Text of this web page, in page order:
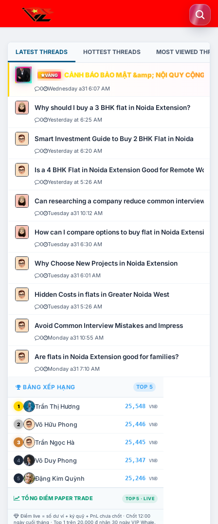
LATEST THREADS HOTTEST THREADS MOST VIEWED
VÀNG CẢNH BÁO BẢO MẬT &amp; NỘI QUY CỘNG
0 Wednesday a31 6:07 AM
Why should I buy a 3 BHK flat in Noida Extension?
0 Yesterday at 6:25 AM
Smart Investment Guide to Buy 2 BHK Flat in Noida
0 Yesterday at 6:20 AM
Is a 4 BHK Flat in Noida Extension Good for Remote Work?
0 Yesterday at 5:26 AM
Can researching a company reduce common interview
0 Tuesday a31 10:12 AM
How can I compare options to buy flat in Noida Extension?
0 Tuesday a31 6:30 AM
Why Choose New Projects in Noida Extension
0 Tuesday a31 6:01 AM
Hidden Costs in flats in Greater Noida West
0 Tuesday a31 5:26 AM
Avoid Common Interview Mistakes and Impress
0 Monday a31 10:55 AM
Are flats in Noida Extension good for families?
0 Monday a31 7:10 AM
BẢNG XẾP HẠNG TOP 5
1 Trần Thị Hương 25,548 VNĐ
2 Võ Hữu Phong 25,446 VNĐ
3 Trần Ngọc Hà 25,445 VNĐ
4 Võ Duy Phong 25,347 VNĐ
5 Đặng Kim Quỳnh 25,246 VNĐ
TỔNG ĐIỂM PAPER TRADE TOP 5 · LIVE
Điểm live = số dư ví + ký quỹ + PnL chưa chốt · Chốt 12:00
ngày cuối tháng · Top 1 trên 20.000 đ nhận 30 ngày VIP Whale.